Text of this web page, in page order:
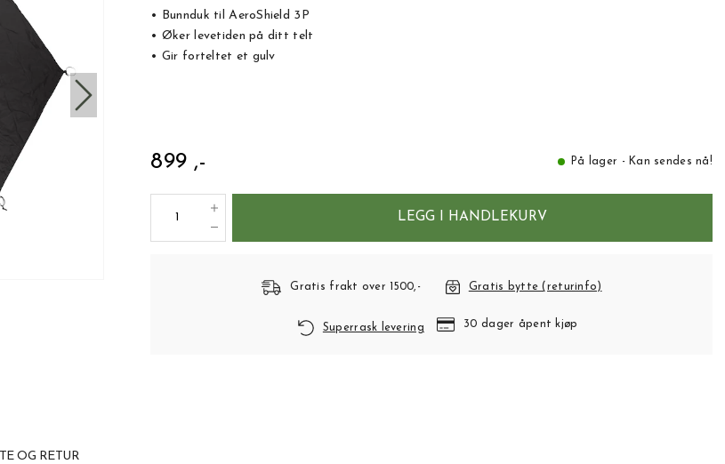
• Bunnduk til AeroShield 3P
• Øker levetiden på ditt telt
• Gir forteltet et gulv
899 ,- På lager - Kan sendes nå!
LEGG I HANDLEKURV
Gratis frakt over 1500,- Gratis bytte (returinfo)
Superrask levering 30 dager åpent kjøp
OG RETUR